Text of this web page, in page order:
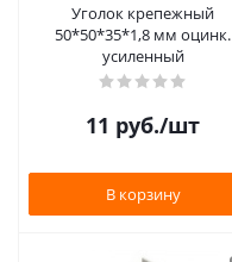
Уголок крепежный
50*50*35*1,8 мм оцинк.
усиленный
11 руб./шт
В корзину